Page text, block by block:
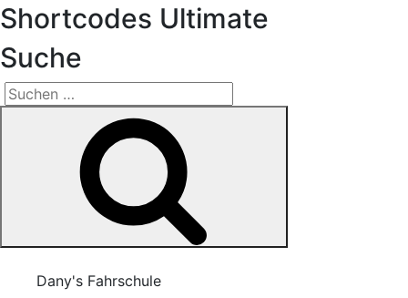
auf
dem
schnellsten
“Fahrrad”
der
Shortcodes Ultimate
Suche
Suchen
Dany's Fahrschule